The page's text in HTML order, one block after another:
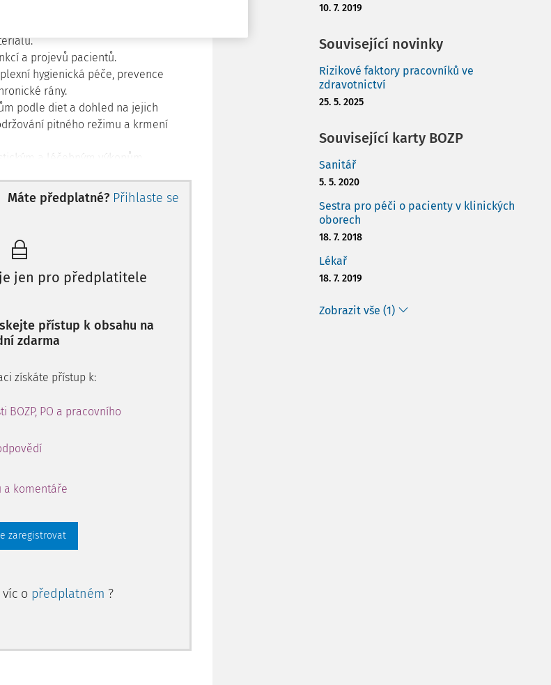
léků per os, per rektum, kůží,
a nitrosvalových injekcí,
a projevů pacientů.
hygienická péče, prevence
rány.
podle diet a dohled na jejich
pitného režimu a krmení
a léčebným výkonům,
péče při a po těchto
ošetřovatelství včetně prevence
pacientů, spolupráce s
Máte předplatné? Přihlaste se
jen pro předplatitele
přístup k obsahu na
zdarma
získáte přístup k:
BOZP, PO a pracovního
a komentáře
zaregistrovat
o předplatném ?
10. 7. 2019
Související novinky
Rizikové faktory pracovníků ve
zdravotnictví
25. 5. 2025
Související karty BOZP
Sanitář
5. 5. 2020
Sestra pro péči o pacienty v klinických
oborech
18. 7. 2018
Lékař
18. 7. 2019
Zobrazit vše (1)